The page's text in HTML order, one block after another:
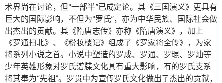
术界尚在讨论，但“一部半”已成定论。其《三国演义》更具有
巨大的国际影响，不但为“罗氏”，亦为中华民族、国际社会做
出杰出的贡献。其《隋唐志传》亦称《隋唐演义》，加上
《罗通扫北》、《粉妆楼记》组成了《罗家将全传》，为家
将系列小说之首。小说中塑造的罗成、罗通、罗琨、罗灿等
少年英雄形象对罗氏谱牒文化具有重大影响，有的罗氏支系
将其奉为“先祖”。罗贯中为宣传罗氏文化做出了杰出的贡献，